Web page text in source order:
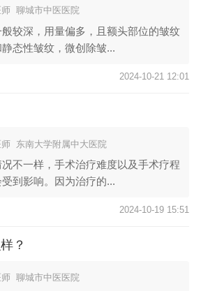
聊城市中医医院
较深，用量偏多，且额头部位的皱纹
态性皱纹，微创除皱...
2024-10-21 12:01
东南大学附属中大医院
不一样，手术治疗难度以及手术疗程
到影响。因为治疗的...
2024-10-19 15:51
？
聊城市中医医院